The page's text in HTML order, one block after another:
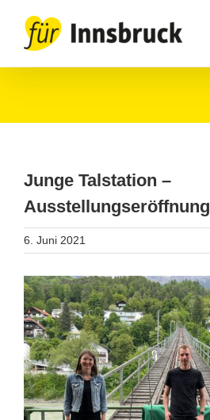
Inhalt
springen
Junge Talstation –
Ausstellungseröffnung
6. Juni 2021